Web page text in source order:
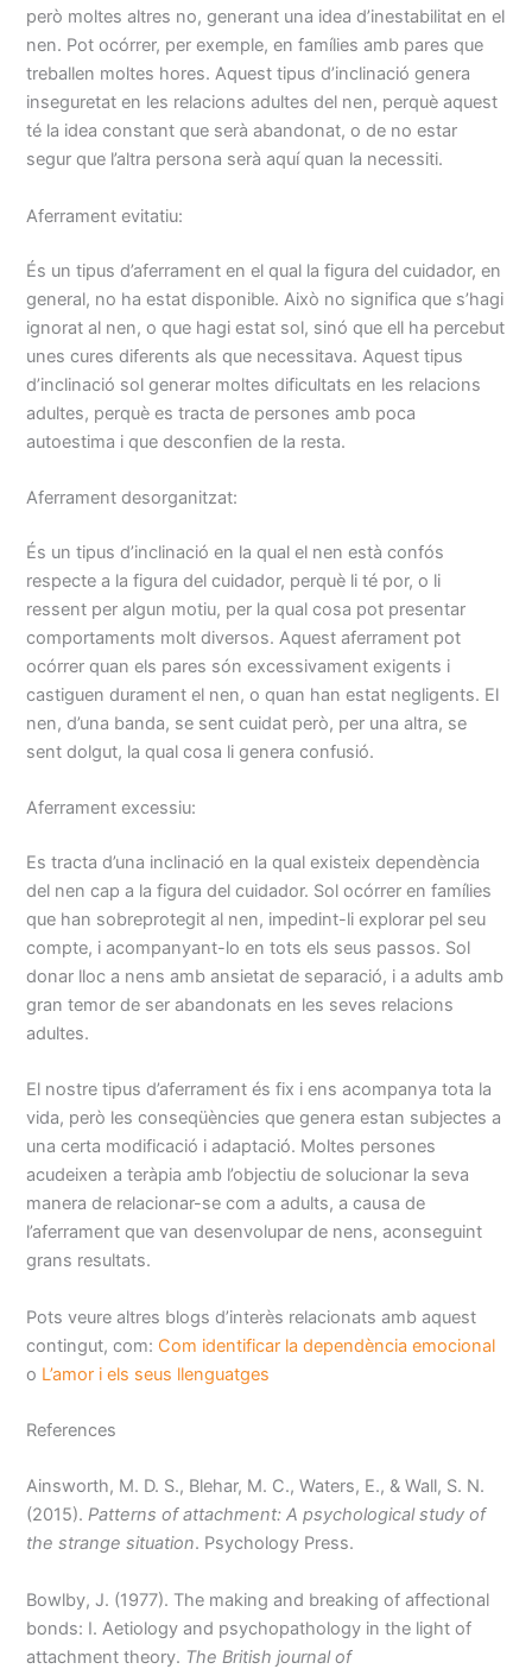
però moltes altres no, generant una idea d’inestabilitat en el
nen. Pot ocórrer, per exemple, en famílies amb pares que
treballen moltes hores. Aquest tipus d’inclinació genera
inseguretat en les relacions adultes del nen, perquè aquest
té la idea constant que serà abandonat, o de no estar
segur que l’altra persona serà aquí quan la necessiti.
Aferrament evitatiu:
És un tipus d’aferrament en el qual la figura del cuidador, en
general, no ha estat disponible. Això no significa que s’hagi
ignorat al nen, o que hagi estat sol, sinó que ell ha percebut
unes cures diferents als que necessitava. Aquest tipus
d’inclinació sol generar moltes dificultats en les relacions
adultes, perquè es tracta de persones amb poca
autoestima i que desconfien de la resta.
Aferrament desorganitzat:
És un tipus d’inclinació en la qual el nen està confós
respecte a la figura del cuidador, perquè li té por, o li
ressent per algun motiu, per la qual cosa pot presentar
comportaments molt diversos. Aquest aferrament pot
ocórrer quan els pares són excessivament exigents i
castiguen durament el nen, o quan han estat negligents. El
nen, d’una banda, se sent cuidat però, per una altra, se
sent dolgut, la qual cosa li genera confusió.
Aferrament excessiu:
Es tracta d’una inclinació en la qual existeix dependència
del nen cap a la figura del cuidador. Sol ocórrer en famílies
que han sobreprotegit al nen, impedint-li explorar pel seu
compte, i acompanyant-lo en tots els seus passos. Sol
donar lloc a nens amb ansietat de separació, i a adults amb
gran temor de ser abandonats en les seves relacions
adultes.
El nostre tipus d’aferrament és fix i ens acompanya tota la
vida, però les conseqüències que genera estan subjectes a
una certa modificació i adaptació. Moltes persones
acudeixen a teràpia amb l’objectiu de solucionar la seva
manera de relacionar-se com a adults, a causa de
l’aferrament que van desenvolupar de nens, aconseguint
grans resultats.
Pots veure altres blogs d’interès relacionats amb aquest
contingut, com: Com identificar la dependència emocional
o L’amor i els seus llenguatges
References
Ainsworth, M. D. S., Blehar, M. C., Waters, E., & Wall, S. N.
(2015).Patterns of attachment: A psychological study of
the strange situation. Psychology Press.
Bowlby, J. (1977). The making and breaking of affectional
bonds: I. Aetiology and psychopathology in the light of
attachment theory. The British journal of